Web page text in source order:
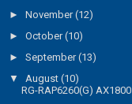
► November(12)
► October(10)
► September(13)
▼ August (10)
RG-RAP6260(G)